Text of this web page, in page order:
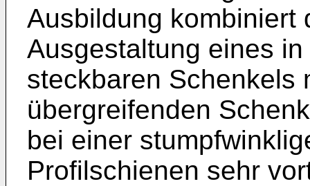
Ausbildung kombiniert
Ausgestaltung eines
steckbaren Schenkels
übergreifenden
bei einer
Profilschienen sehr